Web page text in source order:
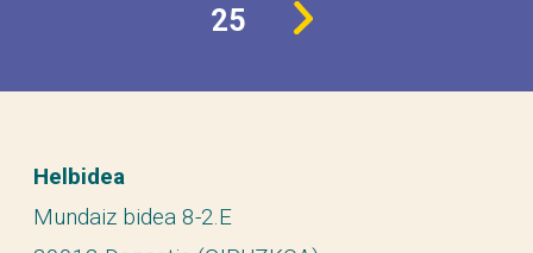
25
Helbidea
Mundaiz bidea 8-2.E